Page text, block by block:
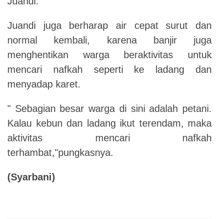
Juandi juga berharap air cepat surut dan
normal kembali, karena banjir juga
menghentikan warga beraktivitas untuk
mencari nafkah seperti ke ladang dan
menyadap karet.
" Sebagian besar warga di sini adalah petani.
Kalau kebun dan ladang ikut terendam, maka
aktivitas mencari nafkah
terhambat,"pungkasnya.
(Syarbani)